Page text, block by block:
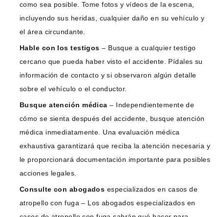
como sea posible. Tome fotos y vídeos de la escena,
incluyendo sus heridas, cualquier daño en su vehículo y
el área circundante.
Hable con los testigos – Busque a cualquier testigo
cercano que pueda haber visto el accidente. Pídales su
información de contacto y si observaron algún detalle
sobre el vehículo o el conductor.
Busque atención médica – Independientemente de
cómo se sienta después del accidente, busque atención
médica inmediatamente. Una evaluación médica
exhaustiva garantizará que reciba la atención necesaria y
le proporcionará documentación importante para posibles
acciones legales.
Consulte con abogados especializados en casos de
atropello con fuga – Los abogados especializados en